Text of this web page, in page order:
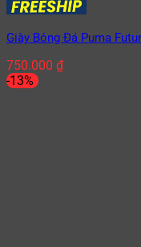
Giày Bóng Đá Puma
750.000 ₫
-13%